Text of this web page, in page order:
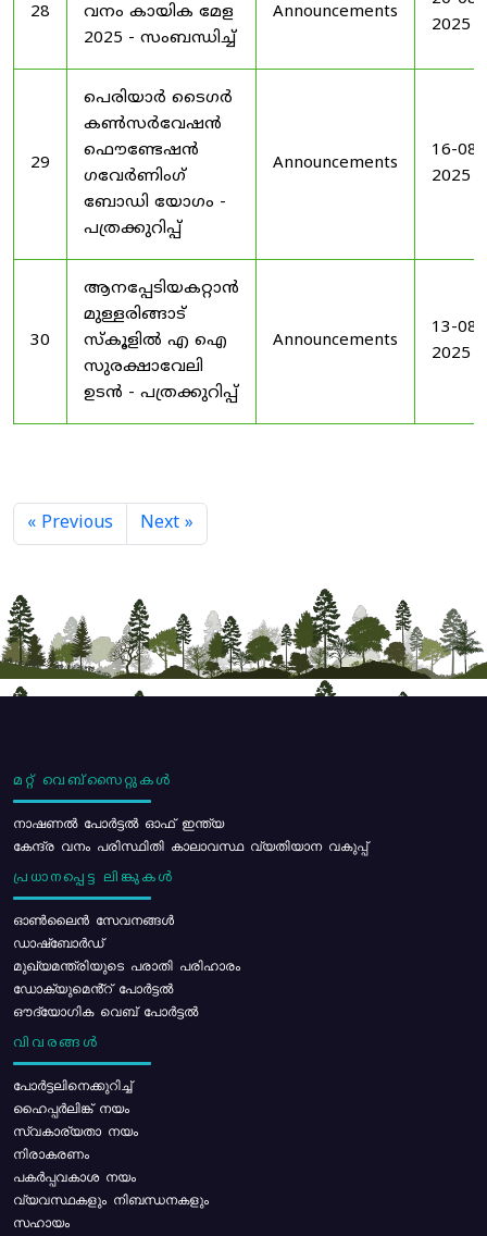
28
വനം കായിക മേള
2025 - സംബന്ധിച്ച്
Announcements
2025
29
പെരിയാർ ടൈഗർ
കൺസർവേഷൻ
ഫൌണ്ടേഷൻ
ഗവേർണിംഗ്
ബോഡി യോഗം -
പത്രക്കുറിപ്പ്
Announcements
16-08-
2025
30
ആനപ്പേടിയകറ്റാൻ
മുള്ളരിങ്ങാട്
സ്കൂളിൽ എ ഐ
സുരക്ഷാവേലി
ഉടൻ - പത്രക്കുറിപ്പ്
Announcements
13-08-
2025
« Previous Next »
മറ്റ് വെബ്സൈറ്റുകൾ
നാഷണൽ പോർട്ടൽ ഓഫ് ഇന്ത്യ
കേന്ദ്ര വനം പരിസ്ഥിതി കാലാവസ്ഥ വ്യതിയാന വകുപ്പ്
പ്രധാനപ്പെട്ട ലിങ്കുകൾ
ഓൺലൈൻ സേവനങ്ങൾ
ഡാഷ്ബോർഡ്
മുഖ്യമന്ത്രിയുടെ പരാതി പരിഹാരം
ഡോക്യുമെൻ്റ് പോർട്ടൽ
ഔദ്യോഗിക വെബ് പോർട്ടൽ
വിവരങ്ങൾ
പോര്‍ട്ടലിനെക്കുറിച്ച്
ഹൈപ്പർലിങ്ക് നയം
സ്വകാര്യതാ നയം
നിരാകരണം
പകർപ്പവകാശ നയം
വ്യവസ്ഥകളും നിബന്ധനകളും
സഹായം